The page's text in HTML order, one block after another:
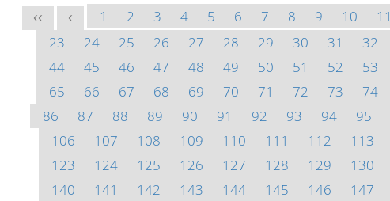
<< < 1 2 3 4 5 6 7 8 9 10 11
23
24 25 26 27 28 29 30 31 32
44
45 46 47 48 49 50 51 52 53
65
66 67 68 69 70 71 72 73 74
86
87 88 89 90 91 92 93 94 95
106
107 108 109 110 111 112 113
123
124 125 126 127 128 129 130
140
141 142 143 144 145 146 147